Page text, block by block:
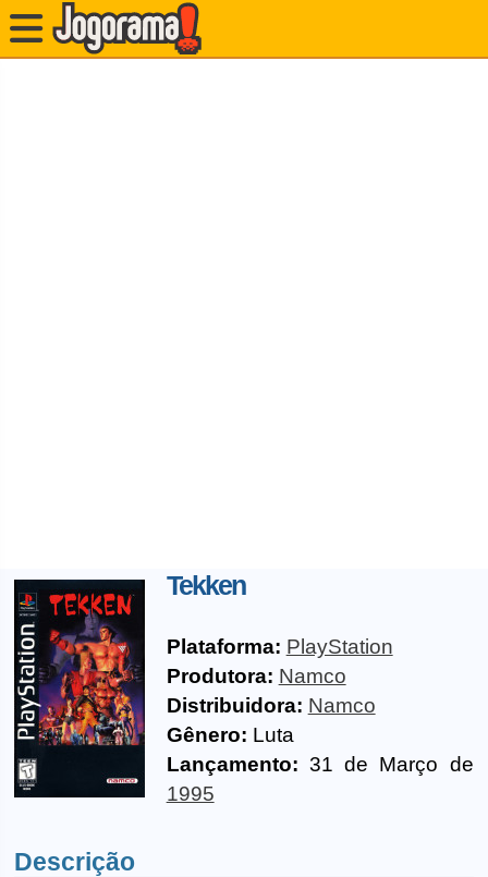
Tekken
Plataforma: PlayStation
Produtora: Namco
Distribuidora: Namco
Gênero: Luta
Lançamento: 31 de Março de
1995
Descrição